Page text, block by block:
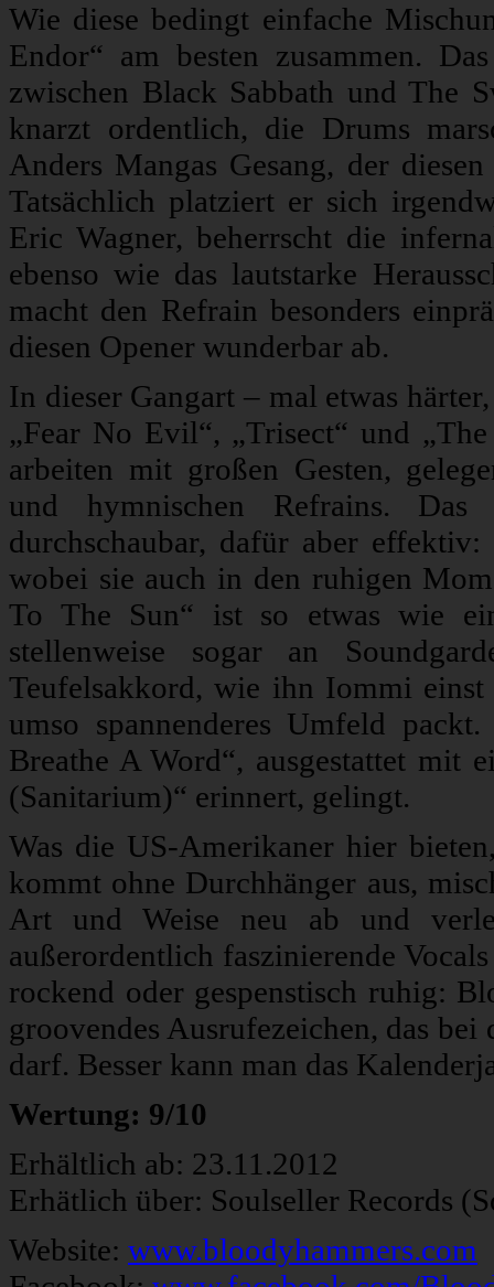
Wie diese bedingt einfache
Endor“ am besten zusammen.
zwischen Black Sabbath und The
knarzt ordentlich, die Drums
Anders Mangas Gesang, der
Tatsächlich platziert er sich
Eric Wagner, beherrscht die
ebenso wie das lautstarke
macht den Refrain besonders
diesen Opener wunderbar ab.
In dieser Gangart – mal etwas
„Fear No Evil“, „Trisect“ und
arbeiten mit großen Gesten,
und hymnischen Refrains.
durchschaubar, dafür aber
wobei sie auch in den ruhigen
To The Sun“ ist so etwas wie
stellenweise sogar an
Teufelsakkord, wie ihn Iommi
umso spannenderes Umfeld
Breathe A Word“, ausgestattet mit
(Sanitarium)“ erinnert, gelingt.
Was die US-Amerikaner hier
kommt ohne Durchhänger aus,
Art und Weise neu ab und
außerordentlich faszinierende
rockend oder gespenstisch ruhig:
groovendes Ausrufezeichen, das
darf. Besser kann man das
Wertung: 9/10
Erhältlich ab: 23.11.2012
Erhätlich über: Soulseller Records
Website: www.bloodyhammers.com